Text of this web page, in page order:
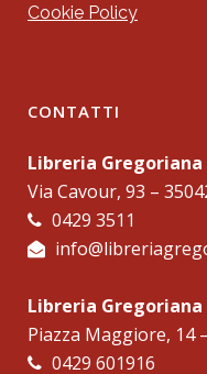
Cookie Policy
CONTATTI
Libreria Gregoriana
Via Cavour, 93 –
0429 3511
Libreria Gregoriana
Piazza Maggiore, 14
0429 601916